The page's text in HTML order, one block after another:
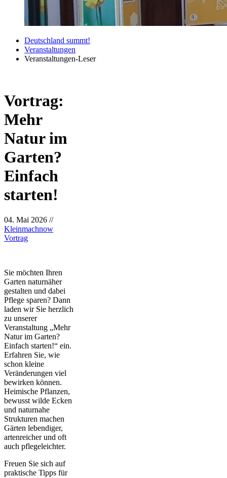
Deutschland summt!
Veranstaltungen
Veranstaltungen-Leser
Vortrag:
Mehr
Natur im
Garten?
Einfach
starten!
04. Mai 2026 //
Kleinmachnow
Vortrag
Sie möchten Ihren
Garten naturnäher
gestalten und dabei
Pflege sparen? Dann
laden wir Sie herzlich
zu unserer
Veranstaltung „Mehr
Natur im Garten?
Einfach starten!“ ein.
Erfahren Sie, wie
schon kleine
Veränderungen viel
bewirken können.
Heimische Pflanzen,
bewusst wilde Ecken
und naturnahe
Strukturen machen
Gärten lebendiger,
artenreicher und oft
auch pflegeleichter.
Freuen Sie sich auf
praktische Tipps für